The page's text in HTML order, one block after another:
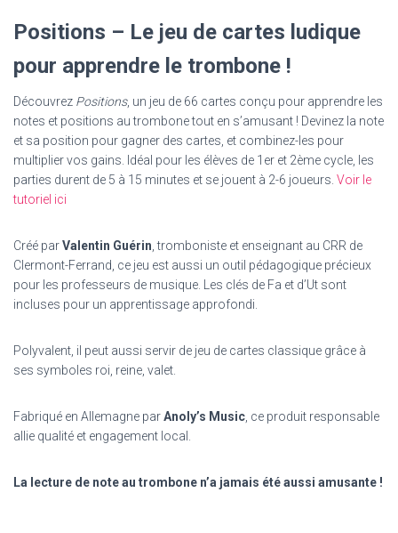
Positions – Le jeu de cartes ludique
pour apprendre le trombone !
Découvrez Positions, un jeu de 66 cartes conçu pour apprendre les
notes et positions au trombone tout en s’amusant ! Devinez la note
et sa position pour gagner des cartes, et combinez-les pour
multiplier vos gains. Idéal pour les élèves de 1er et 2ème cycle, les
parties durent de 5 à 15 minutes et se jouent à 2-6 joueurs. Voir le
tutoriel ici
Créé parValentin Guérin, tromboniste et enseignant au CRR de
Clermont-Ferrand, ce jeu est aussi un outil pédagogique précieux
pour les professeurs de musique. Les clés de Fa et d’Ut sont
incluses pour un apprentissage approfondi.
Polyvalent, il peut aussi servir de jeu de cartes classique grâce à
ses symboles roi, reine, valet.
Fabriqué en Allemagne parAnoly’s Music, ce produit responsable
allie qualité et engagement local.
La lecture de note au trombone n’a jamais été aussi amusante !